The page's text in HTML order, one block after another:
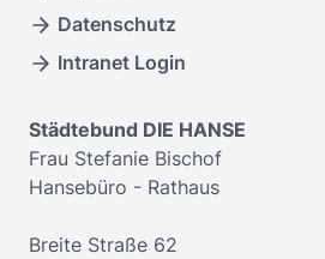
Datenschutz
Intranet Login
Städtebund DIE HANSE
Frau Stefanie Bischof
Hansebüro - Rathaus
Breite Straße 62